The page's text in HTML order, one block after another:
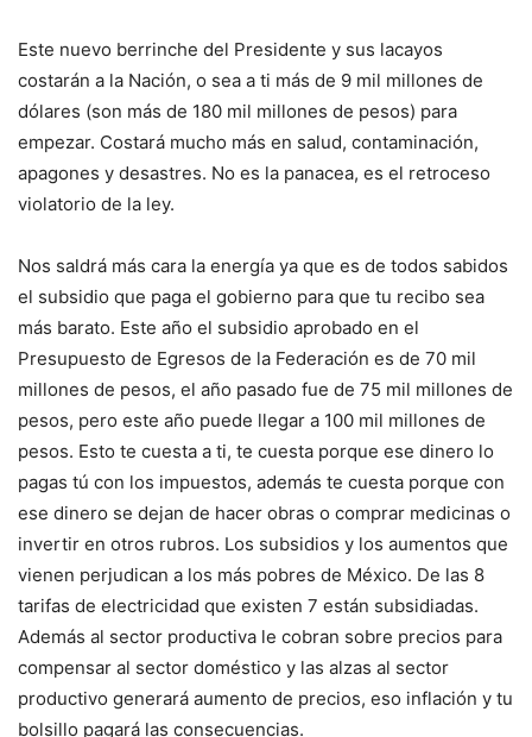
Este nuevo berrinche del Presidente y sus lacayos
costarán a la Nación, o sea a ti más de 9 mil millones de
dólares (son más de 180 mil millones de pesos) para
empezar. Costará mucho más en salud, contaminación,
apagones y desastres. No es la panacea, es el retroceso
violatorio de la ley.
Nos saldrá más cara la energía ya que es de todos sabidos
el subsidio que paga el gobierno para que tu recibo sea
más barato. Este año el subsidio aprobado en el
Presupuesto de Egresos de la Federación es de 70 mil
millones de pesos, el año pasado fue de 75 mil millones de
pesos, pero este año puede llegar a 100 mil millones de
pesos. Esto te cuesta a ti, te cuesta porque ese dinero lo
pagas tú con los impuestos, además te cuesta porque con
ese dinero se dejan de hacer obras o comprar medicinas o
invertir en otros rubros. Los subsidios y los aumentos que
vienen perjudican a los más pobres de México. De las 8
tarifas de electricidad que existen 7 están subsidiadas.
Además al sector productiva le cobran sobre precios para
compensar al sector doméstico y las alzas al sector
productivo generará aumento de precios, eso inflación y tu
bolsillo pagará las consecuencias.